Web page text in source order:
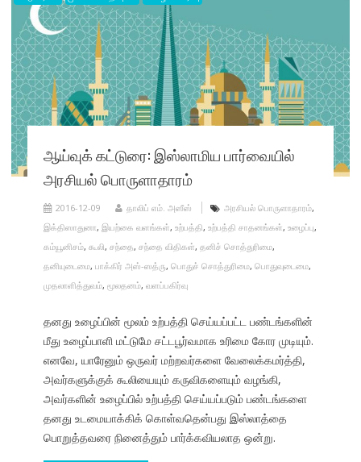
ஆய்வுக் கட்டுரை: இஸ்லாமிய பார்வையில்
அரசியல் பொருளாதாரம்
2016-12-09 தாலிப் எம். அஸீஸ் அரசியல் பொருளாதாரம்,
இக்திஸாதுனா, இயற்கை வளங்கள், உற்பத்தி, உற்பத்தி சாதனங்கள், உழைப்பு,
கம்யூனிசம், கூலி, சந்தை, சந்தை விதிகள், தனிச் சொத்துரிமை,
தனியுடைமை, பாக்கிர் அஸ்-ஸத்ரு, பொதுச் சொத்துரிமை, பொதுவுடைமை,
முதலாளித்துவம், மூலதனம், வளப்பகிர்வு
தனது உழைப்பின் மூலம் உற்பத்தி செய்யப்பட்ட பண்டங்களின்
மீது உழைப்பாளி மட்டுமே சட்டபூர்வமாக உரிமை கோர முடியும்.
எனவே, யாரேனும் ஒருவர் மற்றவர்களை வேலைக்கமர்த்தி,
அவர்களுக்குக் கூலியையும் கருவிகளையும் வழங்கி,
அவர்களின் உழைப்பில் உற்பத்தி செய்யப்படும் பண்டங்களை
தனது உடமையாக்கிக் கொள்வதென்பது இஸ்லாத்தை
பொறுத்தவரை நினைத்தும் பார்க்கவியலாத ஒன்று.